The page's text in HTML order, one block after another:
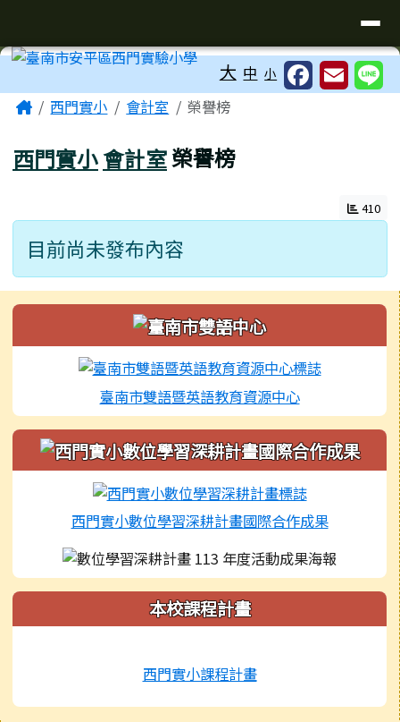
工具列 大 中 小
主內容區域
Home西門實小 會計室 榮譽榜
西門實小會計室榮譽榜
410
目前尚未發布內容
左邊區域內容
臺南市雙語暨英語教育資源中心
西門實小數位學習深耕計畫國際合作成果
本校課程計畫
西門實小課程計畫
頁尾區域